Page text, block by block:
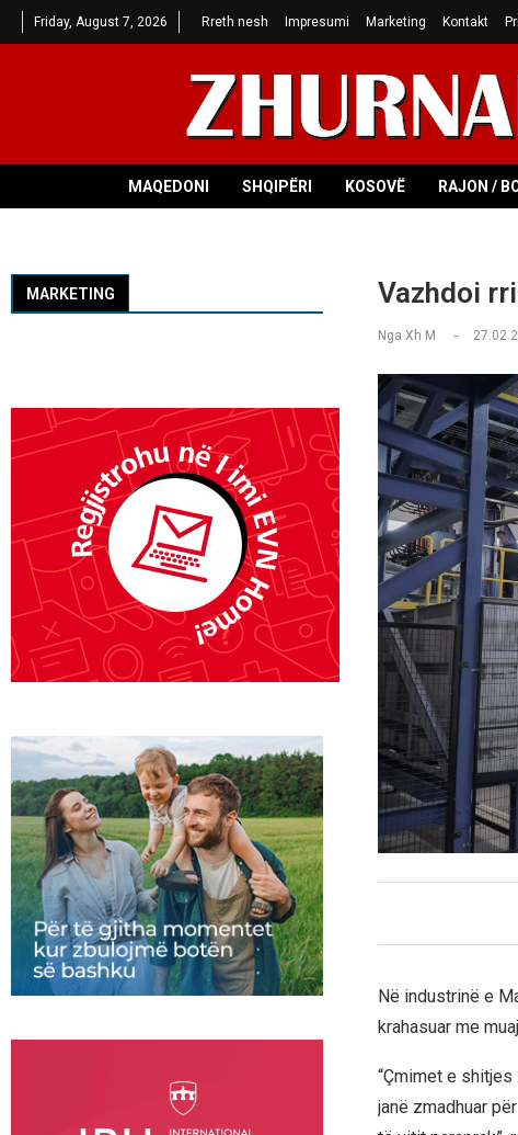
Friday, August 7, 2026 Rreth nesh Impresumi Marketing Kontakt
MAQEDONI SHQIPËRI KOSOVË RAJON /
Vazhdoi
Nga Xh M
Në industrinë e
krahasuar me
“Çmimet e
janë zmadhuar
MARKETING